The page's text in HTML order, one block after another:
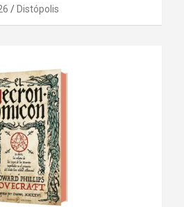
Distópolis